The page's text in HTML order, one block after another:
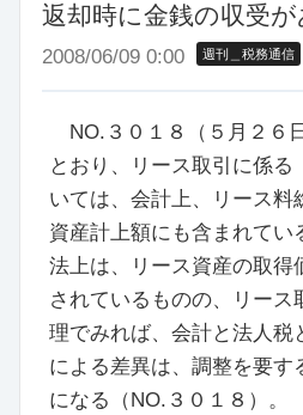
返却時に金銭の収受
2008/06/09 0:00 週刊＿税務通信
NO.３０１８（５月２６
とおり、リース取引に係る
いては、会計上、リース料
資産計上額にも含まれてい
法上は、リース資産の取得
されているものの、リース
理でみれば、会計と法人税
による差異は、調整を要す
になる（NO.３０１８）。